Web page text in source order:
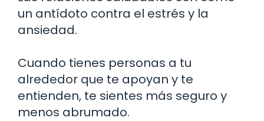
un antídoto contra el estrés y la
ansiedad.
Cuando tienes personas a tu
alrededor que te apoyan y te
entienden, te sientes más seguro y
menos abrumado.